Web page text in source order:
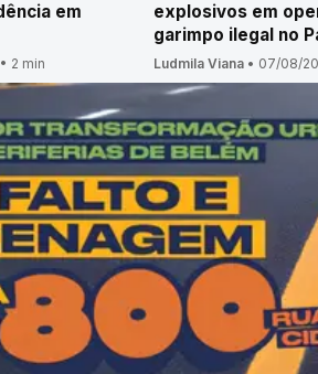
em
• 2 min
explosivos em
garimpo ilegal no
Ludmila Viana• 07/08/